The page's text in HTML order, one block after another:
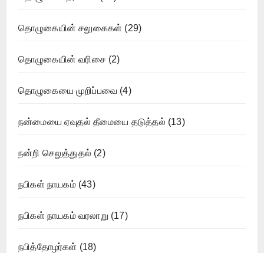
தொழுகையின் சலுகைகள் (29)
தொழுகையின் வரிசை (2)
தொழுகையை முறிப்பவை (4)
நன்மையை ஏவுதல் தீமையை தடுத்தல் (13)
நன்றி செலுத்துதல் (2)
நபிகள் நாயகம்(43)
நபிகள் நாயகம் வரலாறு (17)
நபித்தோழர்கள் (18)